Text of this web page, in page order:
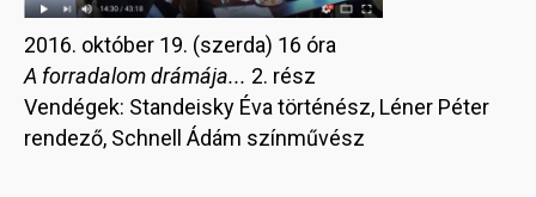
2016. október 19. (szerda) 16 óra
A forradalom drámája... 2. rész
Vendégek: Standeisky Éva történész, Léner Péter
rendező, Schnell Ádám színművész